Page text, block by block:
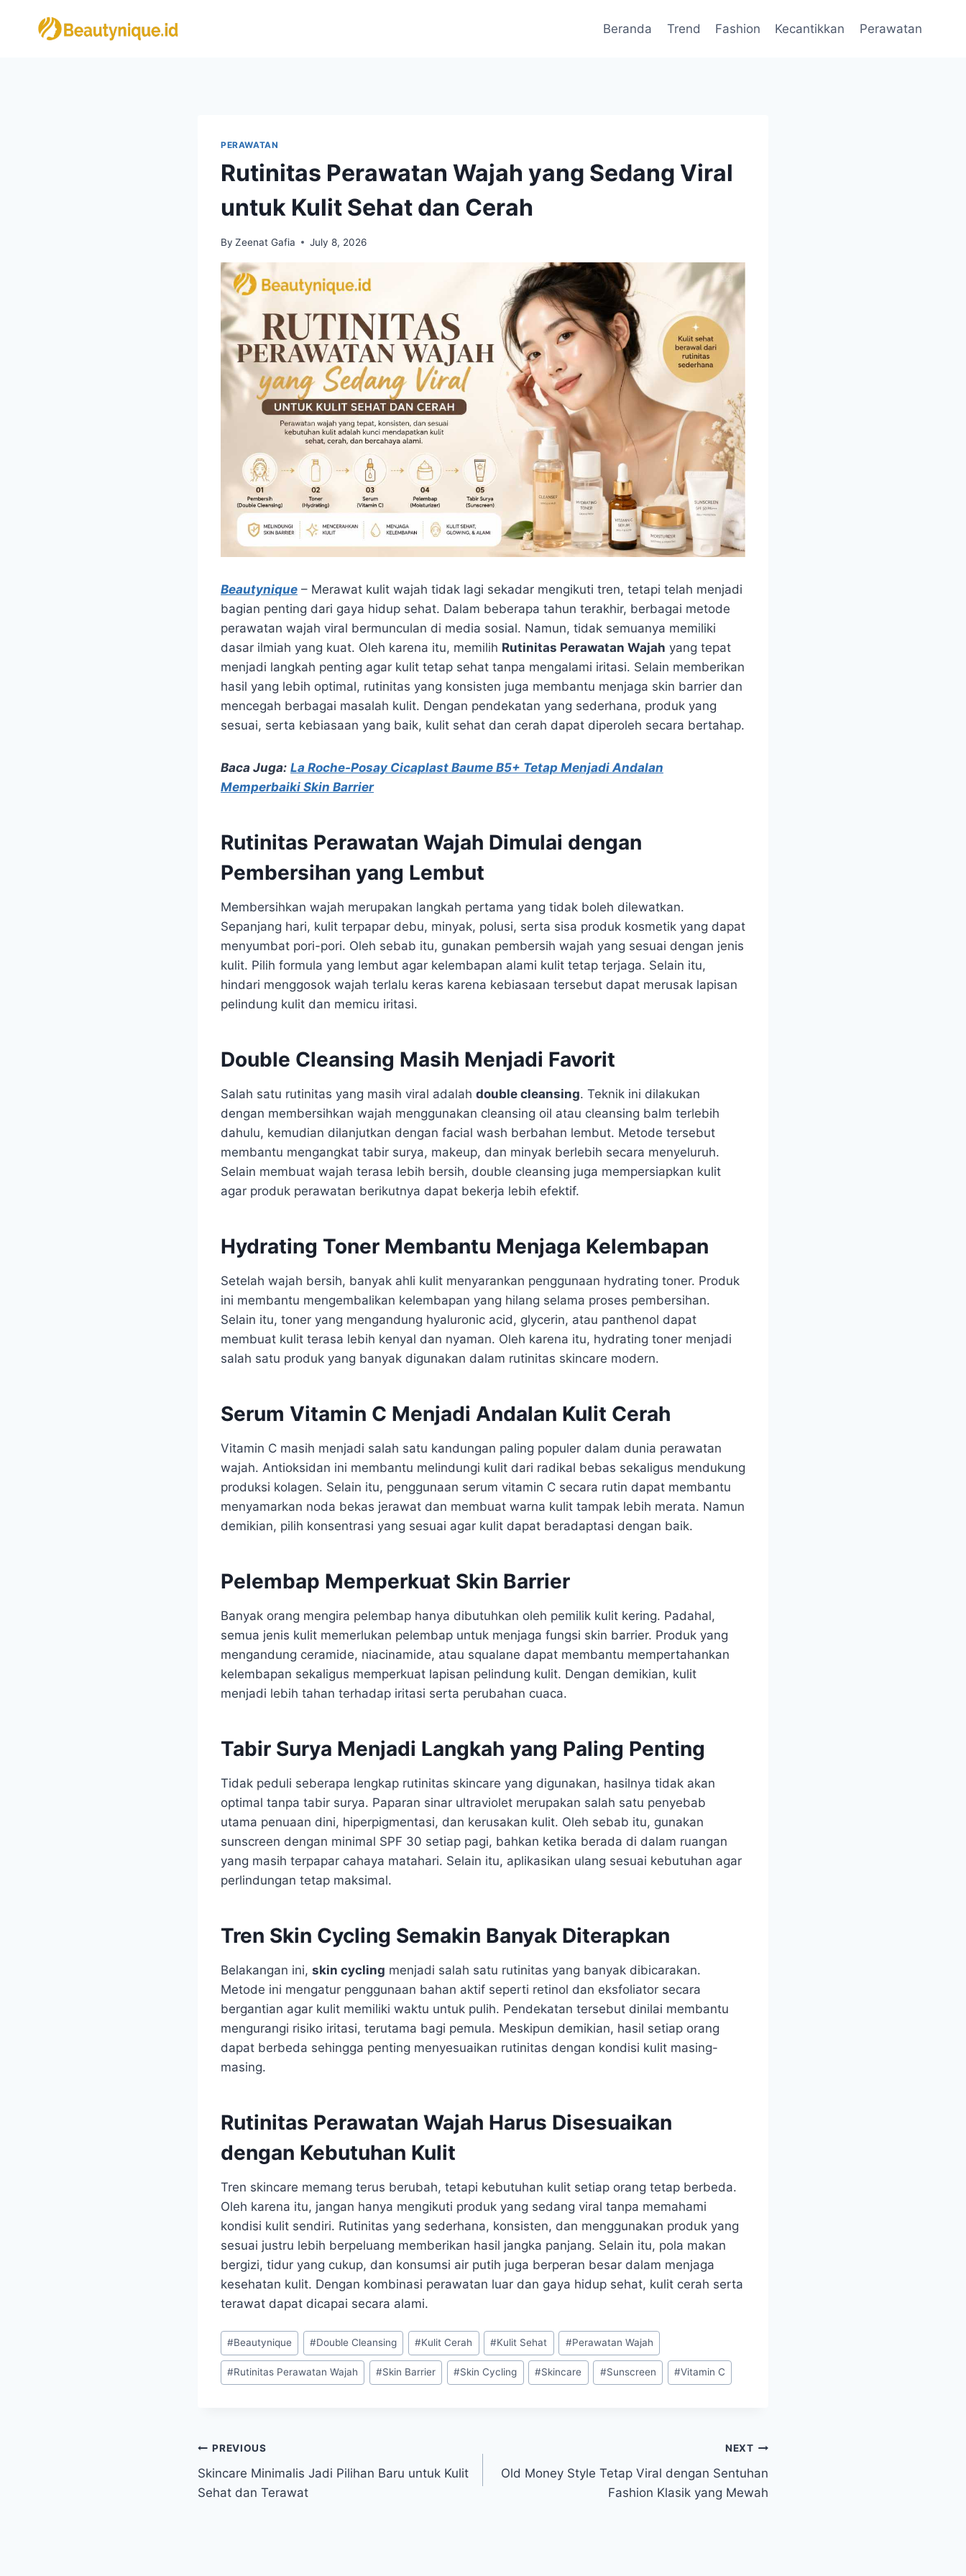
Beranda Trend Fashion Kecantikkan Perawatan
PERAWATAN
Rutinitas Perawatan Wajah yang Sedang Viral
untuk Kulit Sehat dan Cerah
By Zeenat Gafia July 8, 2026
Beautynique – Merawat kulit wajah tidak lagi sekadar mengikuti tren, tetapi telah menjadi
bagian penting dari gaya hidup sehat. Dalam beberapa tahun terakhir, berbagai metode
perawatan wajah viral bermunculan di media sosial. Namun, tidak semuanya memiliki
dasar ilmiah yang kuat. Oleh karena itu, memilih Rutinitas Perawatan Wajah yang tepat
menjadi langkah penting agar kulit tetap sehat tanpa mengalami iritasi. Selain memberikan
hasil yang lebih optimal, rutinitas yang konsisten juga membantu menjaga skin barrier dan
mencegah berbagai masalah kulit. Dengan pendekatan yang sederhana, produk yang
sesuai, serta kebiasaan yang baik, kulit sehat dan cerah dapat diperoleh secara bertahap.
Baca Juga: La Roche-Posay Cicaplast Baume B5+ Tetap Menjadi Andalan
Memperbaiki Skin Barrier
Rutinitas Perawatan Wajah Dimulai dengan
Pembersihan yang Lembut
Membersihkan wajah merupakan langkah pertama yang tidak boleh dilewatkan.
Sepanjang hari, kulit terpapar debu, minyak, polusi, serta sisa produk kosmetik yang dapat
menyumbat pori-pori. Oleh sebab itu, gunakan pembersih wajah yang sesuai dengan jenis
kulit. Pilih formula yang lembut agar kelembapan alami kulit tetap terjaga. Selain itu,
hindari menggosok wajah terlalu keras karena kebiasaan tersebut dapat merusak lapisan
pelindung kulit dan memicu iritasi.
Double Cleansing Masih Menjadi Favorit
Salah satu rutinitas yang masih viral adalah double cleansing. Teknik ini dilakukan
dengan membersihkan wajah menggunakan cleansing oil atau cleansing balm terlebih
dahulu, kemudian dilanjutkan dengan facial wash berbahan lembut. Metode tersebut
membantu mengangkat tabir surya, makeup, dan minyak berlebih secara menyeluruh.
Selain membuat wajah terasa lebih bersih, double cleansing juga mempersiapkan kulit
agar produk perawatan berikutnya dapat bekerja lebih efektif.
Hydrating Toner Membantu Menjaga Kelembapan
Setelah wajah bersih, banyak ahli kulit menyarankan penggunaan hydrating toner. Produk
ini membantu mengembalikan kelembapan yang hilang selama proses pembersihan.
Selain itu, toner yang mengandung hyaluronic acid, glycerin, atau panthenol dapat
membuat kulit terasa lebih kenyal dan nyaman. Oleh karena itu, hydrating toner menjadi
salah satu produk yang banyak digunakan dalam rutinitas skincare modern.
Serum Vitamin C Menjadi Andalan Kulit Cerah
Vitamin C masih menjadi salah satu kandungan paling populer dalam dunia perawatan
wajah. Antioksidan ini membantu melindungi kulit dari radikal bebas sekaligus mendukung
produksi kolagen. Selain itu, penggunaan serum vitamin C secara rutin dapat membantu
menyamarkan noda bekas jerawat dan membuat warna kulit tampak lebih merata. Namun
demikian, pilih konsentrasi yang sesuai agar kulit dapat beradaptasi dengan baik.
Pelembap Memperkuat Skin Barrier
Banyak orang mengira pelembap hanya dibutuhkan oleh pemilik kulit kering. Padahal,
semua jenis kulit memerlukan pelembap untuk menjaga fungsi skin barrier. Produk yang
mengandung ceramide, niacinamide, atau squalane dapat membantu mempertahankan
kelembapan sekaligus memperkuat lapisan pelindung kulit. Dengan demikian, kulit
menjadi lebih tahan terhadap iritasi serta perubahan cuaca.
Tabir Surya Menjadi Langkah yang Paling Penting
Tidak peduli seberapa lengkap rutinitas skincare yang digunakan, hasilnya tidak akan
optimal tanpa tabir surya. Paparan sinar ultraviolet merupakan salah satu penyebab
utama penuaan dini, hiperpigmentasi, dan kerusakan kulit. Oleh sebab itu, gunakan
sunscreen dengan minimal SPF 30 setiap pagi, bahkan ketika berada di dalam ruangan
yang masih terpapar cahaya matahari. Selain itu, aplikasikan ulang sesuai kebutuhan agar
perlindungan tetap maksimal.
Tren Skin Cycling Semakin Banyak Diterapkan
Belakangan ini, skin cycling menjadi salah satu rutinitas yang banyak dibicarakan.
Metode ini mengatur penggunaan bahan aktif seperti retinol dan eksfoliator secara
bergantian agar kulit memiliki waktu untuk pulih. Pendekatan tersebut dinilai membantu
mengurangi risiko iritasi, terutama bagi pemula. Meskipun demikian, hasil setiap orang
dapat berbeda sehingga penting menyesuaikan rutinitas dengan kondisi kulit masing-
masing.
Rutinitas Perawatan Wajah Harus Disesuaikan
dengan Kebutuhan Kulit
Tren skincare memang terus berubah, tetapi kebutuhan kulit setiap orang tetap berbeda.
Oleh karena itu, jangan hanya mengikuti produk yang sedang viral tanpa memahami
kondisi kulit sendiri. Rutinitas yang sederhana, konsisten, dan menggunakan produk yang
sesuai justru lebih berpeluang memberikan hasil jangka panjang. Selain itu, pola makan
bergizi, tidur yang cukup, dan konsumsi air putih juga berperan besar dalam menjaga
kesehatan kulit. Dengan kombinasi perawatan luar dan gaya hidup sehat, kulit cerah serta
terawat dapat dicapai secara alami.
Post
Tags:
#Beautynique #Double Cleansing #Kulit Cerah #Kulit Sehat #Perawatan Wajah
#Rutinitas Perawatan Wajah #Skin Barrier #Skin Cycling #Skincare #Sunscreen #Vitamin C
Post
navigation
PREVIOUS
Skincare Minimalis Jadi Pilihan Baru untuk Kulit
Sehat dan Terawat
NEXT
Old Money Style Tetap Viral dengan Sentuhan
Fashion Klasik yang Mewah